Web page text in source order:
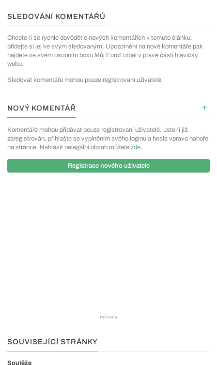
SLEDOVÁNÍ KOMENTÁŘŮ
Chcete-li se rychle dovědět o nových komentářích k tomuto článku,
přidejte si jej ke svým sledovaným. Upozornění na nové komentáře pak
najdete ve svém osobním boxu Můj EuroFotbal v pravé části hlavičky
webu.
Sledovat komentáře mohou pouze registrovaní uživatelé.
NOVÝ KOMENTÁŘ
Komentáře mohou přidávat pouze registrovaní uživatelé. Jste-li již
zaregistrován, přihlašte se vyplněním svého loginu a hesla vpravo nahoře
na stránce. Nahlásit nelegální obsah můžete zde.
Registrace nového uživatele
SOUVISEJÍCÍ STRÁNKY
Soutěže